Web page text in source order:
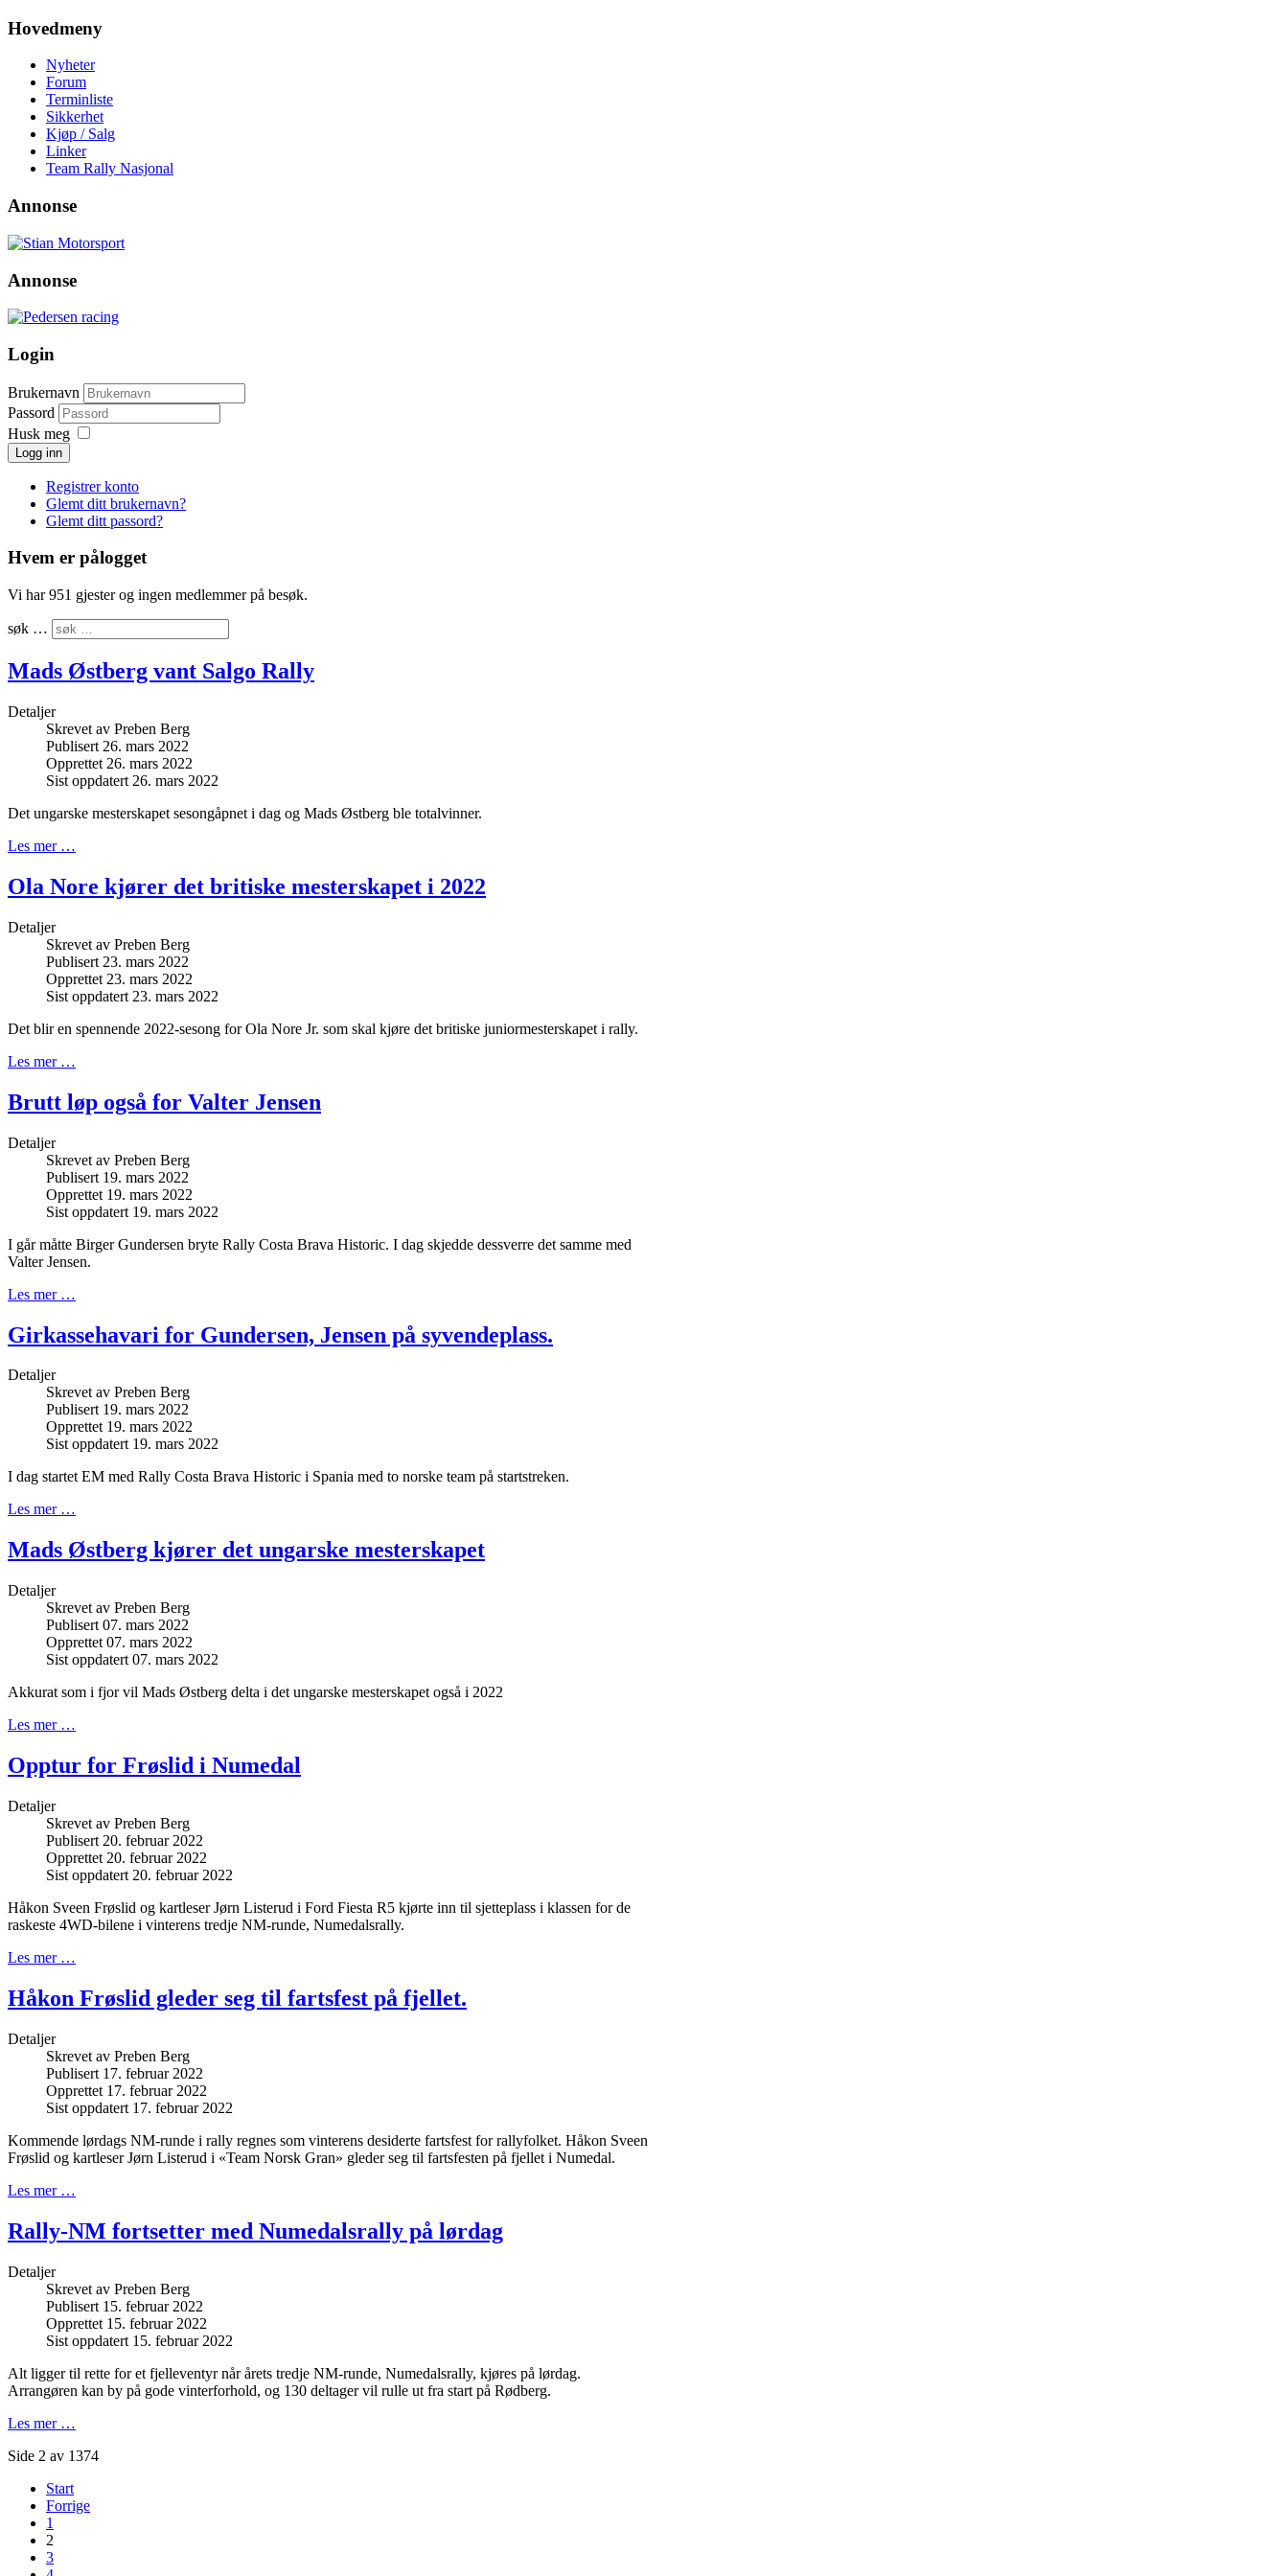
Hovedmeny
Nyheter
Forum
Terminliste
Sikkerhet
Kjøp / Salg
Linker
Team Rally Nasjonal
Annonse
Annonse
Login
Brukernavn
Passord
Husk meg
Logg inn
Registrer konto
Glemt ditt brukernavn?
Glemt ditt passord?
Hvem er pålogget
Vi har 951 gjester og ingen medlemmer på besøk.
søk …
Mads Østberg vant Salgo Rally
Detaljer
Skrevet av Preben Berg
Publisert 26. mars 2022
Opprettet 26. mars 2022
Sist oppdatert 26. mars 2022
Det ungarske mesterskapet sesongåpnet i dag og Mads Østberg ble totalvinner.
Les mer …
Ola Nore kjører det britiske mesterskapet i 2022
Detaljer
Skrevet av Preben Berg
Publisert 23. mars 2022
Opprettet 23. mars 2022
Sist oppdatert 23. mars 2022
Det blir en spennende 2022-sesong for Ola Nore Jr. som skal kjøre det britiske juniormesterskapet i rally.
Les mer …
Brutt løp også for Valter Jensen
Detaljer
Skrevet av Preben Berg
Publisert 19. mars 2022
Opprettet 19. mars 2022
Sist oppdatert 19. mars 2022
I går måtte Birger Gundersen bryte Rally Costa Brava Historic. I dag skjedde dessverre det samme med
Valter Jensen.
Les mer …
Girkassehavari for Gundersen, Jensen på syvendeplass.
Detaljer
Skrevet av Preben Berg
Publisert 19. mars 2022
Opprettet 19. mars 2022
Sist oppdatert 19. mars 2022
I dag startet EM med Rally Costa Brava Historic i Spania med to norske team på startstreken.
Les mer …
Mads Østberg kjører det ungarske mesterskapet
Detaljer
Skrevet av Preben Berg
Publisert 07. mars 2022
Opprettet 07. mars 2022
Sist oppdatert 07. mars 2022
Akkurat som i fjor vil Mads Østberg delta i det ungarske mesterskapet også i 2022
Les mer …
Opptur for Frøslid i Numedal
Detaljer
Skrevet av Preben Berg
Publisert 20. februar 2022
Opprettet 20. februar 2022
Sist oppdatert 20. februar 2022
Håkon Sveen Frøslid og kartleser Jørn Listerud i Ford Fiesta R5 kjørte inn til sjetteplass i klassen for de
raskeste 4WD-bilene i vinterens tredje NM-runde, Numedalsrally.
Les mer …
Håkon Frøslid gleder seg til fartsfest på fjellet.
Detaljer
Skrevet av Preben Berg
Publisert 17. februar 2022
Opprettet 17. februar 2022
Sist oppdatert 17. februar 2022
Kommende lørdags NM-runde i rally regnes som vinterens desiderte fartsfest for rallyfolket. Håkon Sveen
Frøslid og kartleser Jørn Listerud i «Team Norsk Gran» gleder seg til fartsfesten på fjellet i Numedal.
Les mer …
Rally-NM fortsetter med Numedalsrally på lørdag
Detaljer
Skrevet av Preben Berg
Publisert 15. februar 2022
Opprettet 15. februar 2022
Sist oppdatert 15. februar 2022
Alt ligger til rette for et fjelleventyr når årets tredje NM-runde, Numedalsrally, kjøres på lørdag.
Arrangøren kan by på gode vinterforhold, og 130 deltager vil rulle ut fra start på Rødberg.
Les mer …
Side 2 av 1374
Start
Forrige
1
2
3